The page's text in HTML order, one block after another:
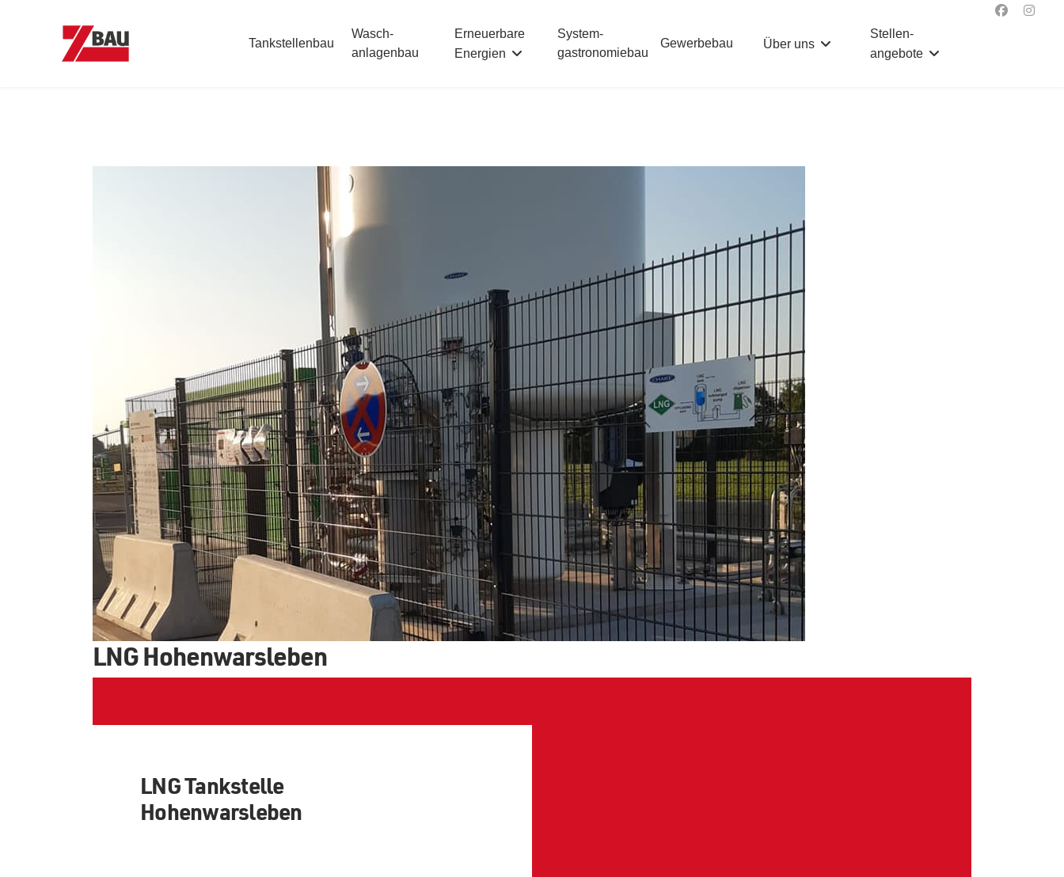
Tank­­stellenbau
Wasch­
anlagenbau
Erneuerbare
Energien
System­
gastronomiebau
Gewerbebau Über uns
Stellen­
angebote
LNG Hohenwarsleben
LNG Tankstelle
Hohenwarsleben